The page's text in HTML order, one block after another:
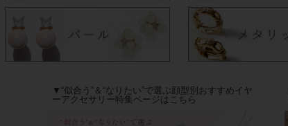
▼“似合う”＆“なりたい”で選ぶ顔型別おすすめイヤ
ーアクセサリー特集ページはこちら